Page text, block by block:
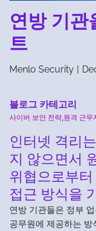
연방 기관
트
Menlo Security |
블로그 카테고리
사이버 보안 전략 원격 근무
인터넷 격리
지 않으면서
위협으로부
접근 방식을
연방 기관들은 정부
공무원에 제공하는